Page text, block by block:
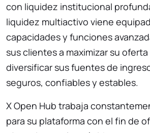
con liquidez institucional
liquidez multiactivo viene
capacidades y funciones
sus clientes a maximizar su
diversificar sus fuentes de
seguros, confiables y estables.
X Open Hub trabaja
para su plataforma con el fin de